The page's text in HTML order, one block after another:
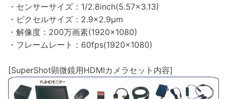
・センサーサイズ：1/2.8inch(5.57×3.13)
・ピクセルサイズ：2.9×2.9μm
・解像度：200万画素(1920×1080)
・フレームレート：60fps(1920×1080)
[SuperShot顕微鏡用HDMIカメラセット内容]